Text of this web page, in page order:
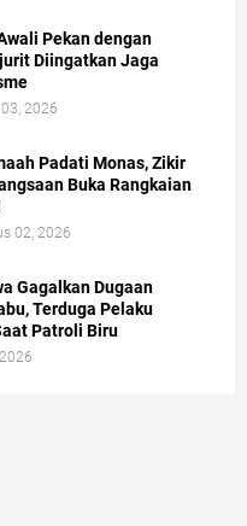
Pekan dengan
Diingatkan Jaga
2026
Padati Monas, Zikir
Buka Rangkaian
02, 2026
Gagalkan Dugaan
Terduga Pelaku
Patroli Biru